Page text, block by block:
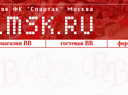
магазин ВВ гостевая ВВ